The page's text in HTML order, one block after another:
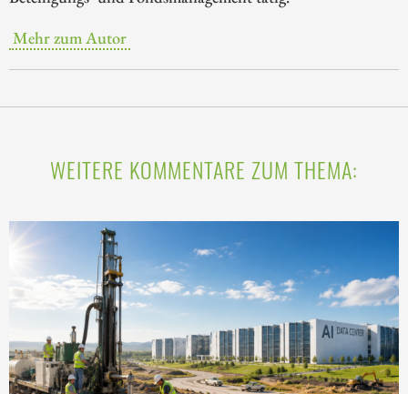
Mehr zum Autor
WEITERE KOMMENTARE ZUM THEMA: